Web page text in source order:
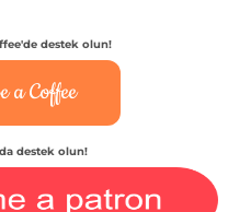
destek olun!
a Coffee
destek olun!